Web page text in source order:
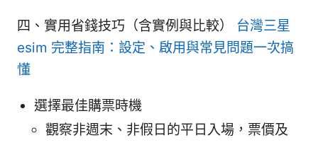
四、實用省錢技巧（含實例與比較） 台灣三星
esim 完整指南：設定、啟用與常見問題一次搞
懂
選擇最佳購票時機
觀察非週末、非假日的平日入場，票價及